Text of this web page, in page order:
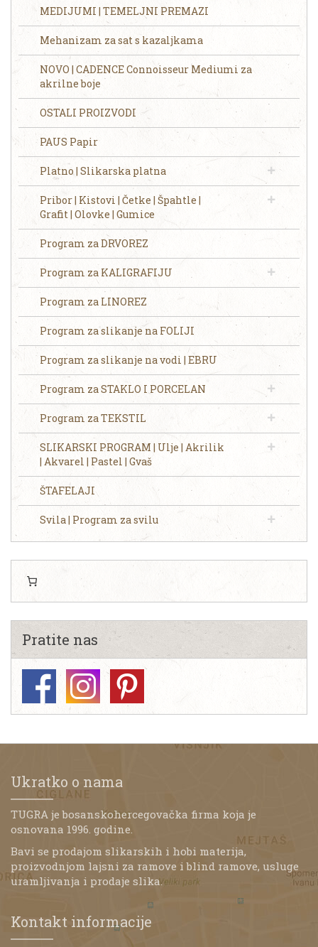
MEDIJUMI | TEMELJNI PREMAZI
Mehanizam za sat s kazaljkama
NOVO | CADENCE Connoisseur Mediumi za
akrilne boje
OSTALI PROIZVODI
PAUS Papir
Platno | Slikarska platna
Pribor | Kistovi | Četke | Špahtle |
Grafit | Olovke | Gumice
Program za DRVOREZ
Program za KALIGRAFIJU
Program za LINOREZ
Program za slikanje na FOLIJI
Program za slikanje na vodi | EBRU
Program za STAKLO I PORCELAN
Program za TEKSTIL
SLIKARSKI PROGRAM | Ulje | Akrilik
| Akvarel | Pastel | Gvaš
ŠTAFELAJI
Svila | Program za svilu
Pratite nas
Ukratko o nama
TUGRA je bosanskohercegovačka firma koja je
osnovana 1996. godine.
Bavi se prodajom slikarskih i hobi materija,
proizvodnjom lajsni za ramove i blind ramove, usluge
uramljivanja i prodaje slika.
Kontakt informacije